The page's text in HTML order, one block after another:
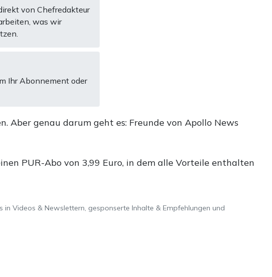
von Chefredakteur
was wir
Ihr Abonnement oder
Aber genau darum geht es: Freunde von Apollo News
PUR-Abo von 3,99 Euro, in dem alle Vorteile enthalten
Videos & Newslettern, gesponserte Inhalte & Empfehlungen und